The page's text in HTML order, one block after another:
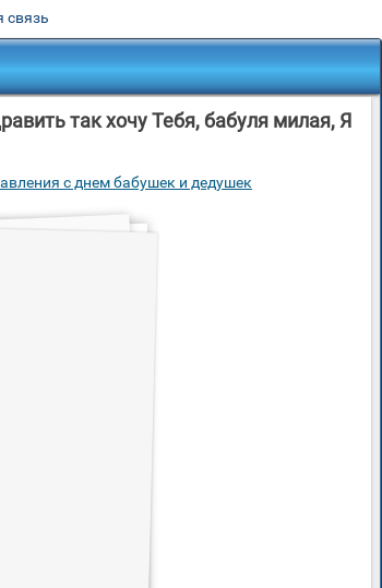
связь
так хочу Тебя, бабуля милая, Я
с днем бабушек и дедушек